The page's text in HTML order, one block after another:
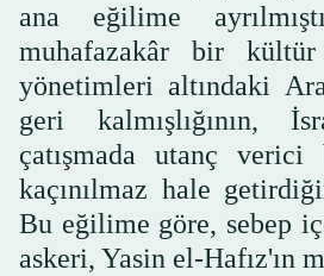
ana eğilime
muhafazakâr bir
yönetimleri altındaki
geri kalmışlığının,
çatışmada utanç verici
kaçınılmaz hale
Bu eğilime göre, sebep
askeri, Yasin el-Hafız'ın